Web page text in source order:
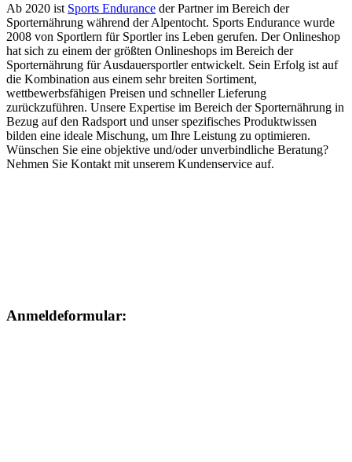
Ab 2020 ist Sports Endurance der Partner im Bereich der
Sporternährung während der Alpentocht. Sports Endurance wurde
2008 von Sportlern für Sportler ins Leben gerufen. Der Onlineshop
hat sich zu einem der größten Onlineshops im Bereich der
Sporternährung für Ausdauersportler entwickelt. Sein Erfolg ist auf
die Kombination aus einem sehr breiten Sortiment,
wettbewerbsfähigen Preisen und schneller Lieferung
zurückzuführen. Unsere Expertise im Bereich der Sporternährung in
Bezug auf den Radsport und unser spezifisches Produktwissen
bilden eine ideale Mischung, um Ihre Leistung zu optimieren.
Wünschen Sie eine objektive und/oder unverbindliche Beratung?
Nehmen Sie Kontakt mit unserem Kundenservice auf.
Anmeldeformular: